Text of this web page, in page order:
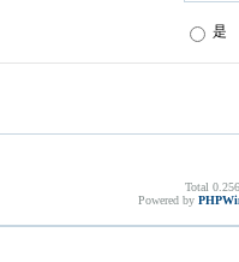
是
Total
Powered by